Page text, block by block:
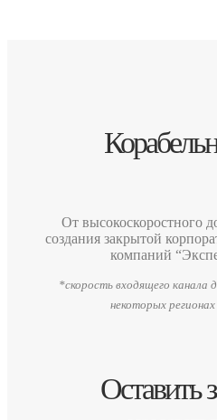
От высокоскоростного
создания закрытой
компаний
*скорость входящего
некоторых
Оставить